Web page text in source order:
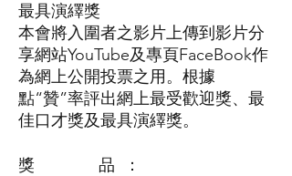
最具演繹獎
本會將入圍者之影片上傳到影片分
享網站YouTube及專頁FaceBook作
為網上公開投票之用。根據
點“贊”率評出網上最受歡迎獎、最
佳口才獎及最具演繹獎。
獎 品 ：